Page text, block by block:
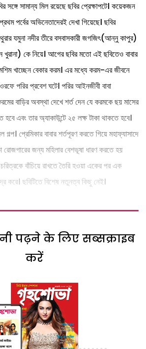
সঙ্গে সামান্য মিল রয়েছে ছবির প্রেক্ষাপটে। কয়েকজন
পর্বের অভিনেতাদেরই দেখা গিয়েছে। ছবির
যমুনা নদীর তীরে বসবাসকারী জগজিৎ(আন্নু কাপুর)
কে নিয়ে। আগের ছবির মতো এই ছবিতেও বাবার
খাচ্ছেন বেকার করম। এর মধ্যে করম-এর জীবনে
পরির প্রবেশ ঘটে। পরির আইনজীবী বাবা
বাড়ির অবস্থা দেখে শর্ত দেন যে করমকে ছয় মাসের
এবং তার অ্যাকাউন্টে ২৫ লক্ষ টাকা থাকতে হবে।
প্রেমিকার বাবার শর্তপূরণ করতে গিয়ে মহাফ্যাসাদে
জন্য মহিলার বেশভূষা ধারণ করতে হয়
বাঁচিয়ে রাখতে তৈরি হওয়া একের পর এক
করে। ছবিটিতে বিশেষ নতুনত্ব কিছু নেই।
पढ़ने के लिए सब्सक्राइब
करें